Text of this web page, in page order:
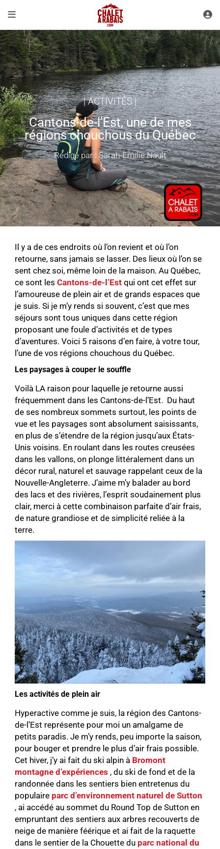
|ACTIVITÉS|
Cantons-de-l’Est, une de mes
régions chouchous du Québec
Rédigé par : Sarah-Emilie Nault
Il y a de ces endroits où l’on revient et où l’on
retourne, sans jamais se lasser. Des lieux où l’on se
sent chez soi, même loin de la maison. Au Québec,
ce sont les Cantons-de-l’Est qui ont cet effet sur
l’amoureuse de plein air et de grands espaces que
je suis. Si je m’y rends si souvent, c’est que mes
séjours sont tous uniques dans cette région
proposant une foule d’activités et de types
d’aventures. Voici 5 raisons d’en faire, à votre tour,
l’une de vos régions chouchous du Québec.
Les paysages à couper le souffle
Voilà LA raison pour laquelle je retourne aussi
fréquemment dans les Cantons-de-l’Est. Du haut
de ses nombreux sommets surtout, les points de
vue et les paysages sont absolument saisissants,
en plus de s’étendre de la région jusqu’aux États-
Unis voisins. En roulant dans les routes creusées
dans les vallons, on plonge littéralement dans un
décor rural, naturel et sauvage rappelant ceux de la
Nouvelle-Angleterre. J’aime m’y balader au bord
des lacs et des rivières, l’esprit soudainement plus
clair, merci à cette combinaison parfaite d’air frais,
de nature grandiose et de simplicité reliée à la
terre.
Les activités de plein air
Hyperactive comme je suis, la région des Cantons-
de-l’Est représente pour moi un amalgame de
petits paradis. Je m’y rends, peu importe la saison,
pour bouger et prendre le plus d’air frais possible.
Cet hiver, j’y ai fait du ski alpin à Bromont
montagne d’expériences , du ski de fond et de la
randonnée dans les sentiers bien entretenus du
populaire parc d’environnement naturel de Sutton
, ai accédé au sommet du Round Top de Sutton en
empruntant des sentiers aux arbres recouverts de
neige de manière féérique et ai fait de la raquette
dans le sentier de la Chouette du parc national du